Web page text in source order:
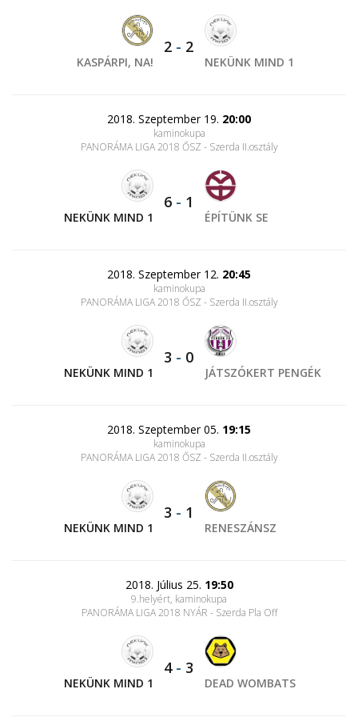
KASPÁRPI, NA!
2 - 2
NEKÜNK MIND 1
2018. Szeptember 19. 20:00
kaminokupa
PANORÁMA LIGA 2018 ŐSZ - Szerda II.osztály
NEKÜNK MIND 1
6 - 1
ÉPÍTÜNK SE
2018. Szeptember 12. 20:45
kaminokupa
PANORÁMA LIGA 2018 ŐSZ - Szerda II.osztály
NEKÜNK MIND 1
3 - 0
JÁTSZÓKERT PENGÉK
2018. Szeptember 05. 19:15
kaminokupa
PANORÁMA LIGA 2018 ŐSZ - Szerda II.osztály
NEKÜNK MIND 1
3 - 1
RENESZÁNSZ
2018. Július 25. 19:50
9.helyért, kaminokupa
PANORÁMA LIGA 2018 NYÁR - Szerda Pla Off
NEKÜNK MIND 1
4- 3
DEAD WOMBATS